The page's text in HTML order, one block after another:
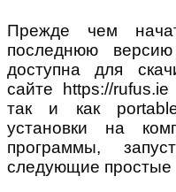
Прежде чем
последнюю
доступна для
сайте https://
так и как
установки на
программы,
следующие простые